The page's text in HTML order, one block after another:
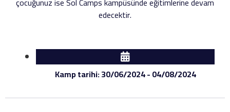
edecektir.
Kamp tarihi: 30/06/2024 - 04/08/2024